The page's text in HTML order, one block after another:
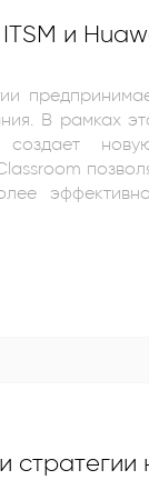
и
В рамках
создает
Data
и вместе мы